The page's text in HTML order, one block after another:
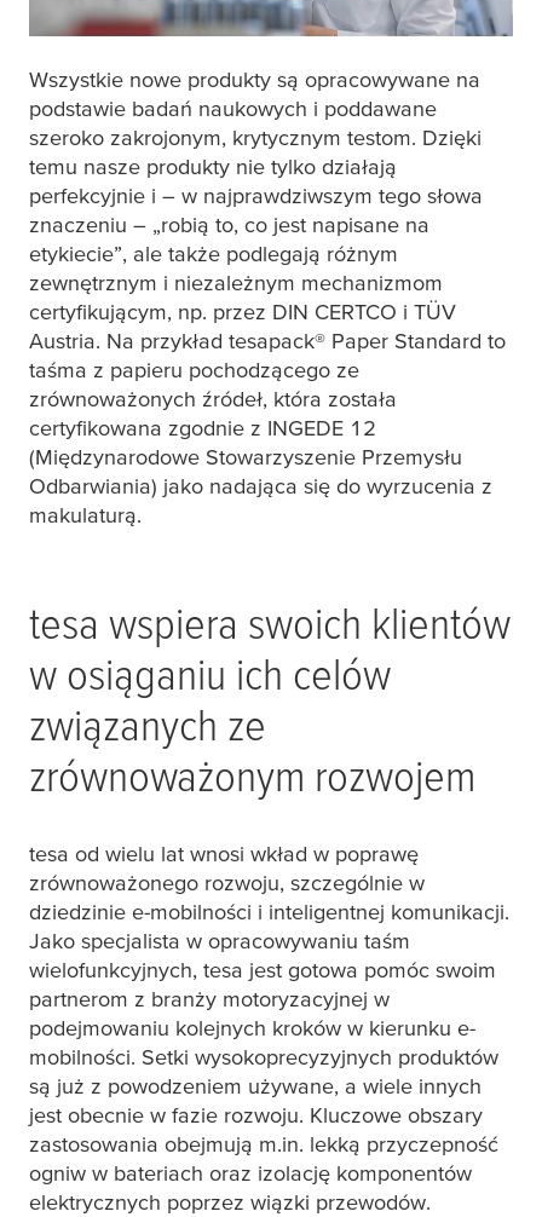
Wszystkie nowe produkty są opracowywane na
podstawie badań naukowych i poddawane
szeroko zakrojonym, krytycznym testom. Dzięki
temu nasze produkty nie tylko działają
perfekcyjnie i – w najprawdziwszym tego słowa
znaczeniu – „robią to, co jest napisane na
etykiecie”, ale także podlegają różnym
zewnętrznym i niezależnym mechanizmom
certyfikującym, np. przez DIN CERTCO i TÜV
Austria. Na przykład tesapack® Paper Standard to
taśma z papieru pochodzącego ze
zrównoważonych źródeł, która została
certyfikowana zgodnie z INGEDE 12
(Międzynarodowe Stowarzyszenie Przemysłu
Odbarwiania) jako nadająca się do wyrzucenia z
makulaturą.
tesa wspiera swoich klientów
w osiąganiu ich celów
związanych ze
zrównoważonym rozwojem
tesa od wielu lat wnosi wkład w poprawę
zrównoważonego rozwoju, szczególnie w
dziedzinie e-mobilności i inteligentnej komunikacji.
Jako specjalista w opracowywaniu taśm
wielofunkcyjnych, tesa jest gotowa pomóc swoim
partnerom z branży motoryzacyjnej w
podejmowaniu kolejnych kroków w kierunku e-
mobilności. Setki wysokoprecyzyjnych produktów
są już z powodzeniem używane, a wiele innych
jest obecnie w fazie rozwoju. Kluczowe obszary
zastosowania obejmują m.in. lekką przyczepność
ogniw w bateriach oraz izolację komponentów
elektrycznych poprzez wiązki przewodów.